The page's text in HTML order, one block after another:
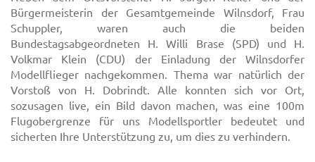
Bürgermeisterin der Gesamtgemeinde Wilnsdorf, Frau
Schuppler, waren auch die beiden
Bundestagsabgeordneten H. Willi Brase (SPD) und H.
Volkmar Klein (CDU) der Einladung der Wilnsdorfer
Modellflieger nachgekommen. Thema war natürlich der
Vorstoß von H. Dobrindt. Alle konnten sich vor Ort,
sozusagen live, ein Bild davon machen, was eine 100m
Flugobergrenze für uns Modellsportler bedeutet und
sicherten Ihre Unterstützung zu, um dies zu verhindern.